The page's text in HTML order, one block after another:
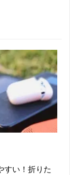
すい！折りた